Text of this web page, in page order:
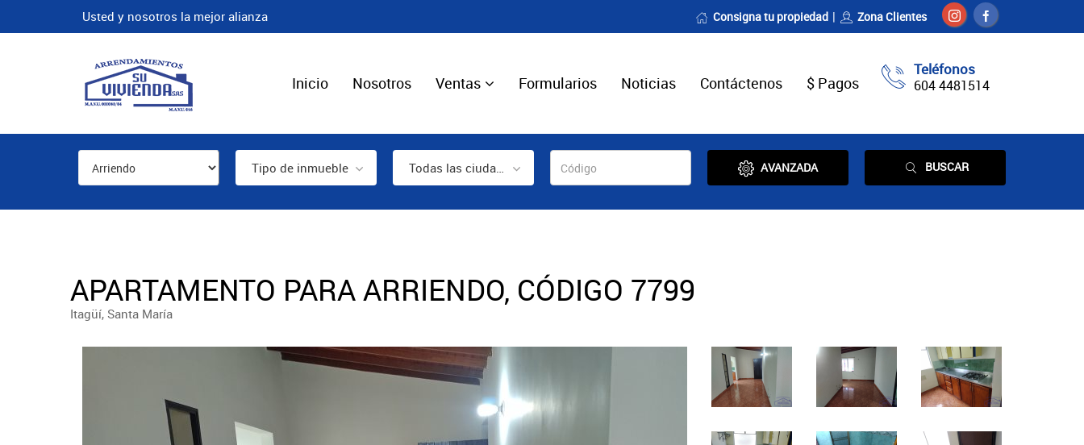
Usted y nosotros la mejor alianza Consigna tu propiedad Zona Clientes
Teléfonos
604 4481514
Inicio Nosotros Ventas Formularios Noticias Contáctenos $ Pagos
Tipo de inmueble Todas las ciudades AVANZADA BUSCAR
APARTAMENTO PARA ARRIENDO, CÓDIGO 7799
Itagüí, Santa María